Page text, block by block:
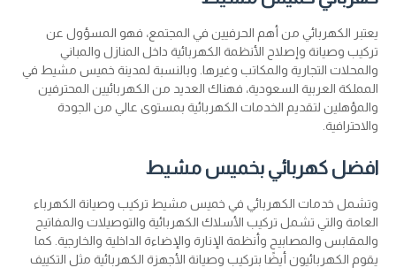
يعتبر الكهربائي من أهم الحرفيين في المجتمع، فهو المسؤول عن
تركيب وصيانة وإصلاح الأنظمة الكهربائية داخل المنازل والمباني
والمحلات التجارية والمكاتب وغيرها. وبالنسبة لمدينة خميس مشيط في
المملكة العربية السعودية، فهناك العديد من الكهربائيين المحترفين
والمؤهلين لتقديم الخدمات الكهربائية بمستوى عالي من الجودة
والاحترافية.
افضل كهربائي بخميس مشيط
وتشمل خدمات الكهربائي في خميس مشيط تركيب وصيانة الكهرباء
العامة والتي تشمل تركيب الأسلاك الكهربائية والتوصيلات والمفاتيح
والمقابس والمصابيح وأنظمة الإنارة والإضاءة الداخلية والخارجية. كما
يقوم الكهربائيون أيضًا بتركيب وصيانة الأجهزة الكهربائية مثل التكييف